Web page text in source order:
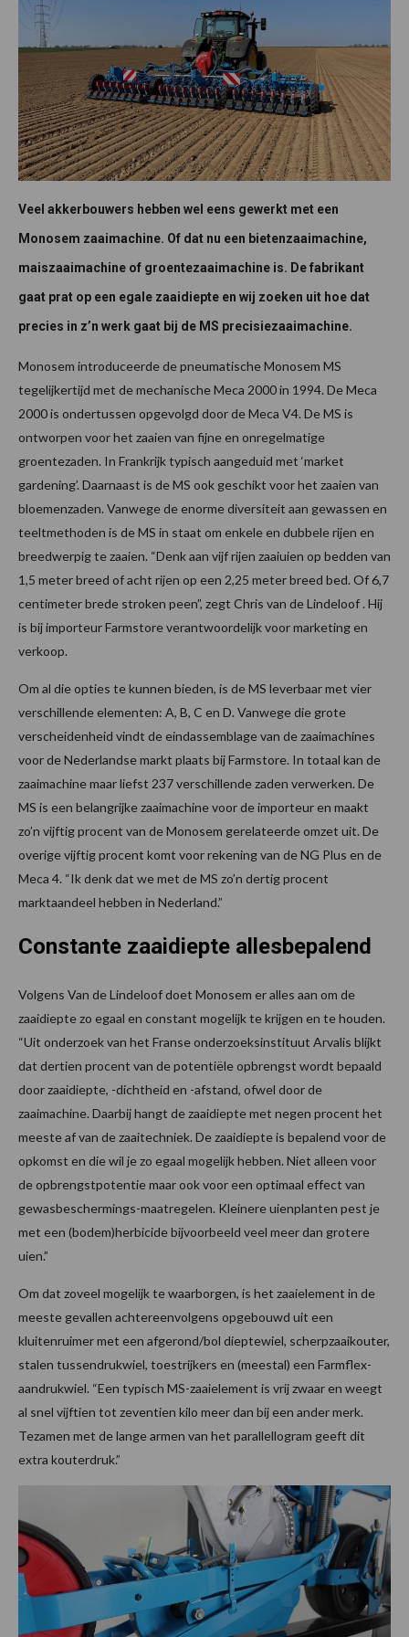
Veel akkerbouwers hebben wel eens gewerkt met een
Monosem zaaimachine. Of dat nu een bietenzaaimachine,
maiszaaimachine of groentezaaimachine is. De fabrikant
gaat prat op een egale zaaidiepte en wij zoeken uit hoe dat
precies in z’n werk gaat bij de MS precisiezaaimachine.
Monosem introduceerde de pneumatische Monosem MS
tegelijkertijd met de mechanische Meca 2000 in 1994. De Meca
2000 is ondertussen opgevolgd door de Meca V4. De MS is
ontworpen voor het zaaien van fijne en onregelmatige
groentezaden. In Frankrijk typisch aangeduid met ‘market
gardening’. Daarnaast is de MS ook geschikt voor het zaaien van
bloemenzaden. Vanwege de enorme diversiteit aan gewassen en
teeltmethoden is de MS in staat om enkele en dubbele rijen en
breedwerpig te zaaien. “Denk aan vijf rijen zaaiuien op bedden van
1,5 meter breed of acht rijen op een 2,25 meter breed bed. Of 6,7
centimeter brede stroken peen”, zegt Chris van de Lindeloof . Hij
is bij importeur Farmstore verantwoordelijk voor marketing en
verkoop.
Om al die opties te kunnen bieden, is de MS leverbaar met vier
verschillende elementen: A, B, C en D. Vanwege die grote
verscheidenheid vindt de eindassemblage van de zaaimachines
voor de Nederlandse markt plaats bij Farmstore. In totaal kan de
zaaimachine maar liefst 237 verschillende zaden verwerken. De
MS is een belangrijke zaaimachine voor de importeur en maakt
zo’n vijftig procent van de Monosem gerelateerde omzet uit. De
overige vijftig procent komt voor rekening van de NG Plus en de
Meca 4. “Ik denk dat we met de MS zo’n dertig procent
marktaandeel hebben in Nederland.”
Constante zaaidiepte allesbepalend
Volgens Van de Lindeloof doet Monosem er alles aan om de
zaaidiepte zo egaal en constant mogelijk te krijgen en te houden.
“Uit onderzoek van het Franse onderzoeksinstituut Arvalis blijkt
dat dertien procent van de potentiële opbrengst wordt bepaald
door zaaidiepte, -dichtheid en -afstand, ofwel door de
zaaimachine. Daarbij hangt de zaaidiepte met negen procent het
meeste af van de zaaitechniek. De zaaidiepte is bepalend voor de
opkomst en die wil je zo egaal mogelijk hebben. Niet alleen voor
de opbrengstpotentie maar ook voor een optimaal effect van
gewasbeschermings-maatregelen. Kleinere uienplanten pest je
met een (bodem)herbicide bijvoorbeeld veel meer dan grotere
uien.”
Om dat zoveel mogelijk te waarborgen, is het zaaielement in de
meeste gevallen achtereenvolgens opgebouwd uit een
kluitenruimer met een afgerond/bol dieptewiel, scherpzaaikouter,
stalen tussendrukwiel, toestrijkers en (meestal) een Farmflex-
aandrukwiel. “Een typisch MS-zaaielement is vrij zwaar en weegt
al snel vijftien tot zeventien kilo meer dan bij een ander merk.
Tezamen met de lange armen van het parallellogram geeft dit
extra kouterdruk.”